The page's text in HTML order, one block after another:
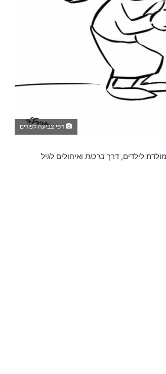
דפי צביעה לפורים
לילדים, דרך ברכותואיחולים לגיל